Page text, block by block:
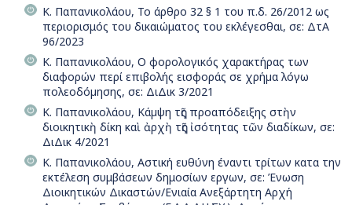
Κ. Παπανικολάου, Το άρθρο 32 § 1 του π.δ. 26/2012 ως
περιορισμός του δικαιώματος του εκλέγεσθαι, σε: ΔτΑ
96/2023
Κ. Παπανικολάου, Ο φορολογικός χαρακτήρας των
διαφορών περί επιβολής εισφοράς σε χρήµα λόγω
πολεοδόµησης, σε: ΔιΔικ 3/2021
Κ. Παπανικολάου, Κάµψη τῆς προαπόδειξης στὴν
διοικητικὴ δίκη καὶ ἀρχὴ τῆς ἰσότητας τῶν διαδίκων, σε:
ΔιΔικ 4/2021
Κ. Παπανικολάου, Αστική ευθύνη έναντι τρίτων κατα την
εκτέλεση συμβάσεων δημοσίων εργων, σε: Ένωση
Διοικητικών Δικαστών/Ενιαία Ανεξάρτητη Αρχή